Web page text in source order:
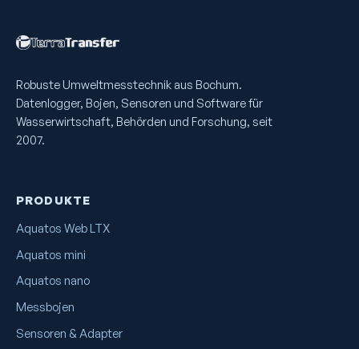
Robuste Umweltmess­technik aus Bochum.
Datenlogger, Bojen, Sensoren und Software für
Wasserwirtschaft, Behörden und Forschung, seit
2007.
PRODUKTE
Aquatos Web LTX
Aquatos mini
Aquatos nano
Messbojen
Sensoren & Adapter